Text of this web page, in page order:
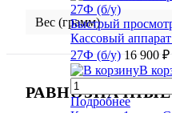
Быстрый
Кассовый
27Ф (б/у) 16 900 ₽
В
Подробнее
Вес (грамм)